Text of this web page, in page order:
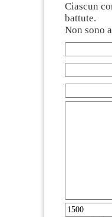
Ciascun
battute.
Non sono